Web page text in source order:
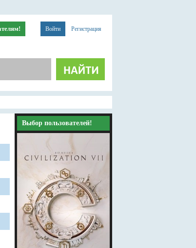
Войти Регистрация
Выбор пользователей!